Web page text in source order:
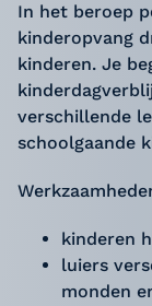
In het beroep
kinderopvang
kinderen. Je
verschillende
schoolgaande
kinderen
luiers
monden